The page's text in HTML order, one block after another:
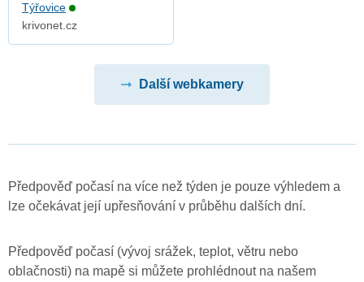
Týřovice
krivonet.cz
Další webkamery
Předpověď počasí na více než týden je pouze výhledem a
lze očekávat její upřesňování v průběhu dalších dní.
Předpověď počasí (vývoj srážek, teplot, větru nebo
oblačnosti) na mapě si můžete prohlédnout na našem